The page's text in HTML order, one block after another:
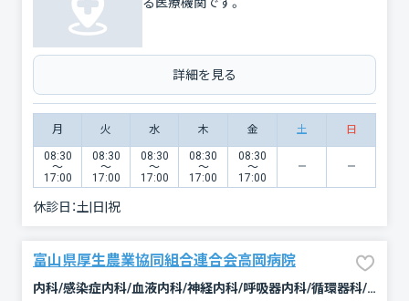
詳細を見る
月 火 水 木 金 土 日
08:30
〜
17:00
08:30
〜
17:00
08:30
〜
17:00
08:30
〜
17:00
08:30
〜
17:00
休診日：土|日|祝
富山県厚生農業協同組合連合会高岡病院
内科/感染症内科/血液内科/神経内科/呼吸器内科/循環器科/消化器科/腫瘍内科・外科/外科/脳神経外科/呼吸器外科/心臓血管外科/乳腺外科/整形外科/形成外科/緩和ケア/小児科/産婦人科/眼科/耳鼻咽喉科/皮膚科/泌尿器科/精神科・神経科/歯科口腔外科/リハビリテーション/放射線科/臨床検査・病理診断/救急科/麻酔科